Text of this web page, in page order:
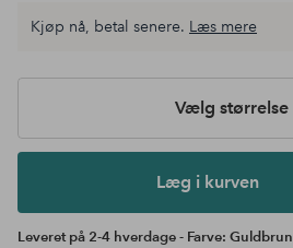
Læg i
Kjøp nå, betal senere. Læs mere
Vælg størrelse
Læg i kurven
Leveret på 2-4 hverdage - Farve: Guldbrun